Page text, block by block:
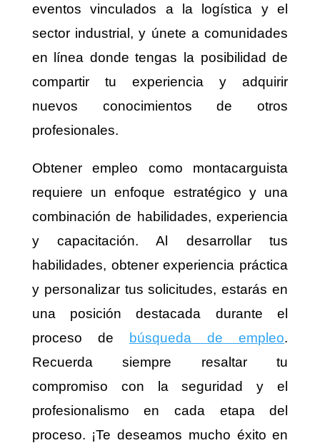
eventos vinculados a la logística y el
sector industrial, y únete a comunidades
en línea donde tengas la posibilidad de
compartir tu experiencia y adquirir
nuevos conocimientos de otros
profesionales.
Obtener empleo como montacarguista
requiere un enfoque estratégico y una
combinación de habilidades, experiencia
y capacitación. Al desarrollar tus
habilidades, obtener experiencia práctica
y personalizar tus solicitudes, estarás en
una posición destacada durante el
proceso de
búsqueda de empleo.
Recuerda siempre resaltar tu
compromiso con la seguridad y el
profesionalismo en cada etapa del
proceso. ¡Te deseamos mucho éxito en